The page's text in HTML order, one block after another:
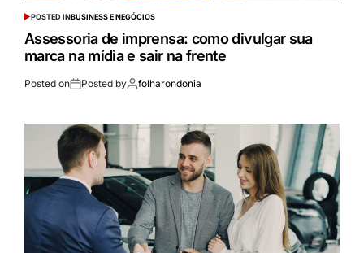
POSTED INBUSINESS E NEGÓCIOS
Assessoria de imprensa: como divulgar sua
marca na mídia e sair na frente
Posted on Posted by folharondonia